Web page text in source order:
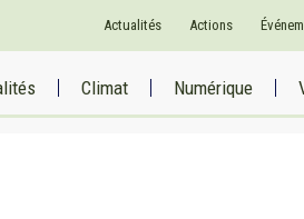
Actualités Actions
Climat Numérique